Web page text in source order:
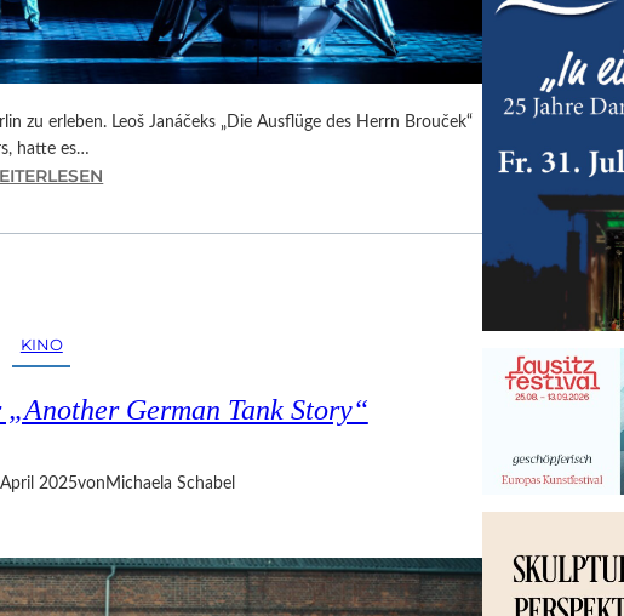
zu erleben. Leoš Janáčeks „Die Ausflüge des Herrn Brouček“
hatte es…
E
E
J
Á
Č
KINO
German Tank Story“
2025von Michaela Schabel